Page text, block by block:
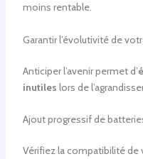
moins rentable.
Garantir l’évolutivité de
Anticiper l’avenir permet d’
inutiles lors de
Ajout progressif de
Vérifiez la compatibilité